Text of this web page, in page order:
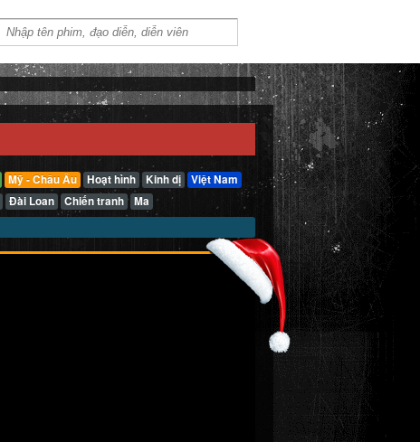
Mỹ - Châu Âu Hoạt hình Kinh dị
Việt Nam
Đài Loan Chiến tranh Ma